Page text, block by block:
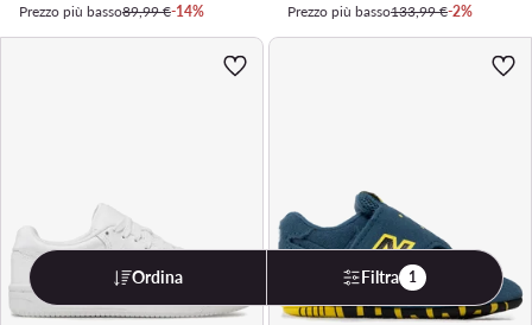
Prezzo più basso89,99 €-14%
Prezzo più basso133,99 €-2%
Ordina Filtra 1